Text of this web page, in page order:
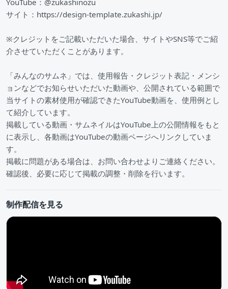
YouTube：@zukashinozu
サイト：https://design-template.zukashi.jp/
※クレジットをご記載いただいた場合、サイトやSNS等でご紹
介させていただくことがあります。
「みんなのサムネ」では、使用報告・クレジット表記・メンシ
ョンなどでお知らせいただいた動画や、公開されている範囲で
当サイトの素材使用が確認できたYouTube動画を、使用例とし
て紹介しています。
掲載している動画・サムネイルはYouTube上の公開情報をもと
に表示し、各動画はYouTubeの動画ページへリンクしていま
す。
掲載に問題がある場合は、お問い合わせよりご連絡ください。
確認後、必要に応じて掲載の調整・削除を行います。
制作配信を見る